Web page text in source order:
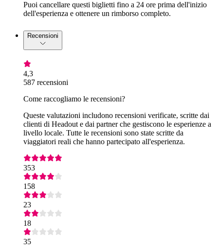
Puoi cancellare questi biglietti fino a 24 ore prima dell'inizio
dell'esperienza e ottenere un rimborso completo.
Recensioni
4,3
587 recensioni
Come raccogliamo le recensioni?
Queste valutazioni includono recensioni verificate, scritte dai
clienti di Headout e dai partner che gestiscono le esperienze a
livello locale. Tutte le recensioni sono state scritte da
viaggiatori reali che hanno partecipato all'esperienza.
353
158
23
18
35